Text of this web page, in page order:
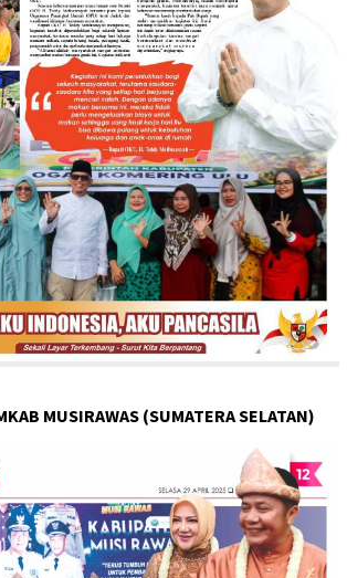
MUSIRAWAS (SUMATERA SELATAN)